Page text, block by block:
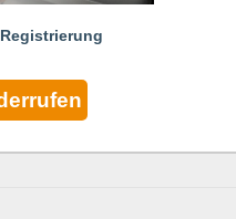
Registrierung